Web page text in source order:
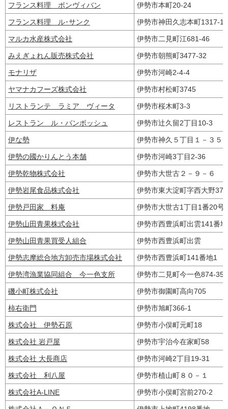
フランス料理 ボンヴィバン 伊勢市本町20‐24
フランス料理 ル･サンク 伊勢市神田久志本町1317-
マルカ水産株式会社 伊勢市二見町江681-46
みえぎょれん販売株式会社 伊勢市朝熊町3477-32
モナリザ 伊勢市河崎2-4-4
ヤマナカフーズ株式会社 伊勢市村松町3745
リストランテ ラミア ヴィータ 伊勢市桜木町3-3
レストラン ル・バンボッシュ 伊勢市辻久留2丁目10‐3
伊な勢 伊勢市神久５丁目１－３
伊勢の國かりんとう本舗 伊勢市河崎3丁目2-36
伊勢乾物株式会社 伊勢市大世古２－９－６
伊勢岩尾食品株式会社 伊勢市東大淀町字西大野
伊勢戸田家 料庵 伊勢市大世古1丁目1番20
伊勢山田青果株式会社 伊勢市西豊浜町出雲141
伊勢山田青果買受人組合 伊勢市西豊浜町出雲
伊勢志摩総合地方卸売市場株式会社 伊勢市西豊浜町141番地1
伊勢湾漁業協同組合 今一色支所 伊勢市二見町今一色874-
磯小町株式会社 伊勢市御園町高向705
柿右衛門 伊勢市旭町366-1
株式会社 伊勢石原 伊勢市小俣町元町18
株式会社 岩戸屋 伊勢市宇治今在家町58
株式会社 大長商店 伊勢市河崎2丁目19-31
株式会社 利八屋 伊勢市植山町８０－１
株式会社A-LINE 伊勢市小俣町宮前270-2